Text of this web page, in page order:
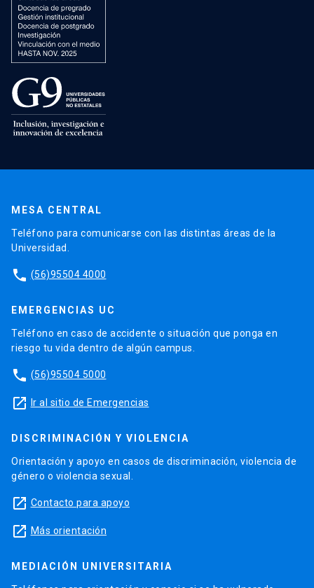
MESA CENTRAL
Teléfono para comunicarse con las distintas áreas de la
Universidad.
phone (56)95504 4000
EMERGENCIAS UC
Teléfono en caso de accidente o situación que ponga en
riesgo tu vida dentro de algún campus.
phone (56)95504 5000
launch Ir al sitio de Emergencias
DISCRIMINACIÓN Y VIOLENCIA
Orientación y apoyo en casos de discriminación, violencia de
género o violencia sexual.
launch Contacto para apoyo
launch Más orientación
MEDIACIÓN UNIVERSITARIA